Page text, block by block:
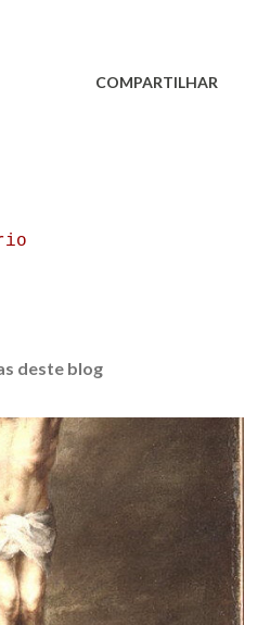
COMPARTILHAR
deste blog